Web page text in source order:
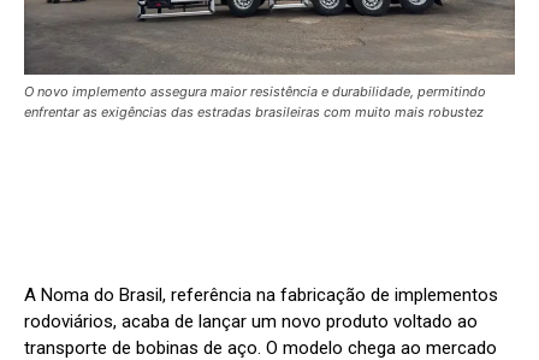
O novo implemento assegura maior resistência e durabilidade, permitindo
enfrentar as exigências das estradas brasileiras com muito mais robustez
A Noma do Brasil, referência na fabricação de implementos
rodoviários, acaba de lançar um novo produto voltado ao
transporte de bobinas de aço. O modelo chega ao mercado